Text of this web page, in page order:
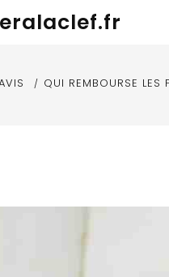
QUI REMBOURSE LES